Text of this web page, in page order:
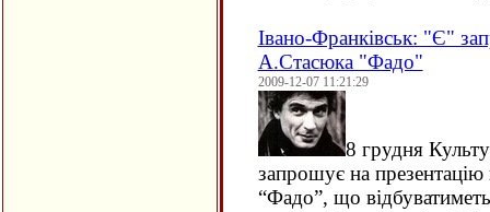
Івано-Франківськ: "Є"
А.Стасюка "Фадо"
2009-12-07 11:21:29
8 грудня
запрошує на
“Фадо”, що